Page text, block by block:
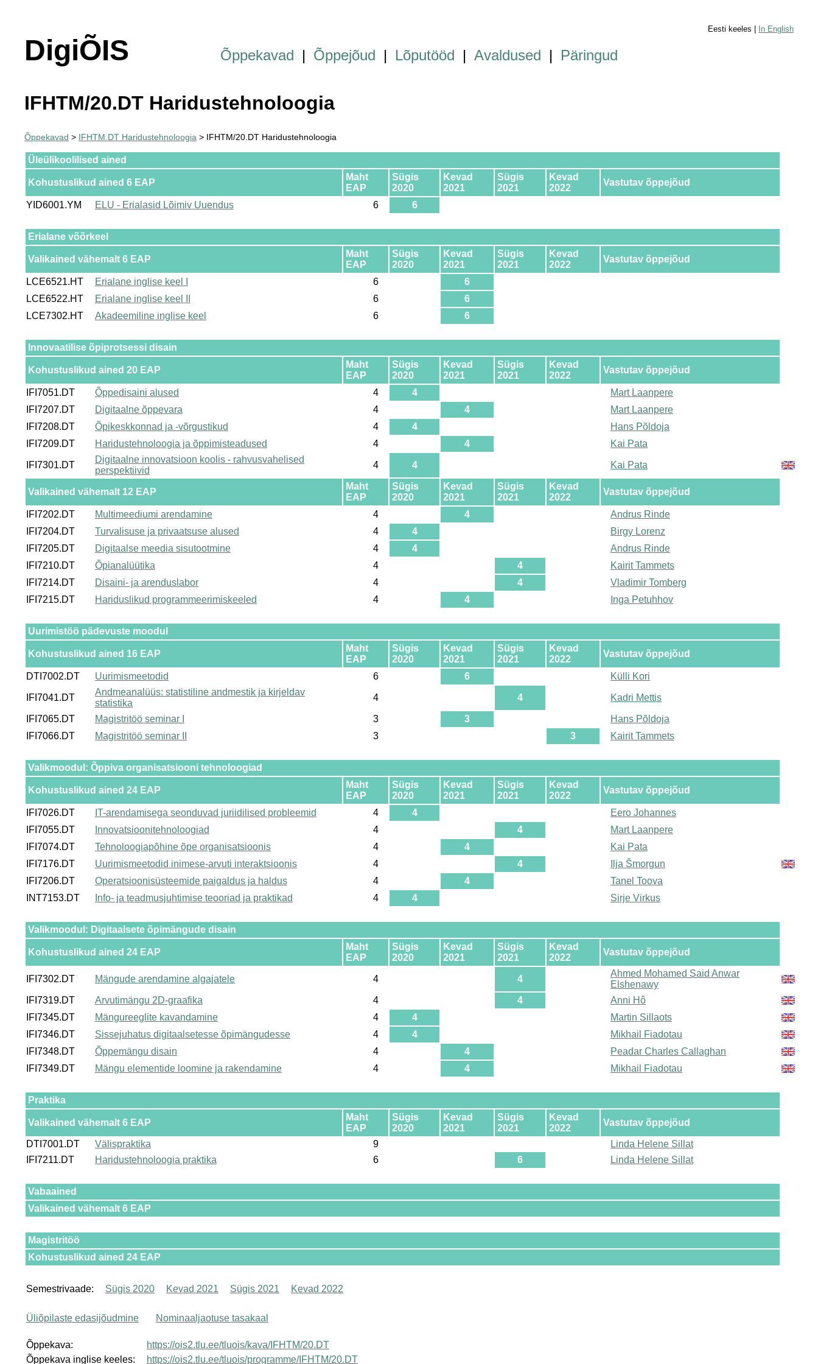
Eesti keeles | In English
DigiÕIS Õppekavad | Õppejõud | Lõputööd | Avaldused | Päringud
IFHTM/20.DT Haridustehnoloogia
Õppekavad > IFHTM.DT Haridustehnoloogia > IFHTM/20.DT Haridustehnoloogia
Üleülikoolilised ained
Kohustuslikud ained 6 EAP
Maht
EAP
Sügis
2020
Kevad
2021
Sügis
2021
Kevad
2022
Vastutav õppejõud
YID6001.YM ELU - Erialasid Lõimiv Uuendus 6 6
Erialane võõrkeel
Valikained vähemalt 6 EAP
Maht
EAP
Sügis
2020
Kevad
2021
Sügis
2021
Kevad
2022
Vastutav õppejõud
LCE6521.HT Erialane inglise keel I 6
6
LCE6522.HT
Erialane inglise keel II 6
6
LCE7302.HT
Akadeemiline inglise keel 6 6
Innovaatilise õpiprotsessi disain
Kohustuslikud ained 20 EAP
Maht
EAP
Sügis
2020
Kevad
2021
Sügis
2021
Kevad
2022
Vastutav õppejõud
IFI7051.DT Õppedisaini alused 4 4
Mart Laanpere
IFI7207.DT
Digitaalne õppevara 4 4
Mart Laanpere
IFI7208.DT
Õpikeskkonnad ja -võrgustikud 4 4
Hans Põldoja
IFI7209.DT
Haridustehnoloogia ja õppimisteadused 4 4 Kai Pata
IFI7301.DT
Digitaalne innovatsioon koolis - rahvusvahelised
perspektiivid
4 4 Kai Pata
Valikained vähemalt 12 EAP
Maht
EAP
Sügis
2020
Kevad
2021
Sügis
2021
Kevad
2022
Vastutav õppejõud
IFI7202.DT Multimeediumi arendamine 4 4
Andrus Rinde
IFI7204.DT
Turvalisuse ja privaatsuse alused 4 4
Birgy Lorenz
IFI7205.DT
Digitaalse meedia sisutootmine 4 4
Andrus Rinde
IFI7210.DT
Õpianalüütika 4 4
Kairit Tammets
IFI7214.DT
Disaini- ja arenduslabor 4 4
Vladimir Tomberg
IFI7215.DT
Hariduslikud programmeerimiskeeled 4 4 Inga Petuhhov
Uurimistöö pädevuste moodul
Kohustuslikud ained 16 EAP
Maht
EAP
Sügis
2020
Kevad
2021
Sügis
2021
Kevad
2022
Vastutav õppejõud
DTI7002.DT Uurimismeetodid 6 6 Külli Kori
IFI7041.DT
Andmeanalüüs: statistiline andmestik ja kirjeldav
statistika
4 4 Kadri Mettis
IFI7065.DT Magistritöö seminar I 3 3
Hans Põldoja
IFI7066.DT
Magistritöö seminar II 3 3 Kairit Tammets
Valikmoodul: Õppiva organisatsiooni tehnoloogiad
Kohustuslikud ained 24 EAP
Maht
EAP
Sügis
2020
Kevad
2021
Sügis
2021
Kevad
2022
Vastutav õppejõud
IFI7026.DT IT-arendamisega seonduvad juriidilised probleemid 4 4
Eero Johannes
IFI7055.DT
Innovatsioonitehnoloogiad 4 4
Mart Laanpere
IFI7074.DT
Tehnoloogiapõhine õpe organisatsioonis 4 4
Kai Pata
IFI7176.DT
Uurimismeetodid inimese-arvuti interaktsioonis 4 4
Ilja Šmorgun
IFI7206.DT
Operatsioonisüsteemide paigaldus ja haldus 4 4
Tanel Toova
INT7153.DT
Info- ja teadmusjuhtimise teooriad ja praktikad 4 4 Sirje Virkus
Valikmoodul: Digitaalsete õpimängude disain
Kohustuslikud ained 24 EAP
Maht
EAP
Sügis
2020
Kevad
2021
Sügis
2021
Kevad
2022
Vastutav õppejõud
IFI7302.DT Mängude arendamine algajatele 4 4
Ahmed Mohamed Said Anwar
Elshenawy
IFI7319.DT
Arvutimängu 2D-graafika 4 4
Anni Hô
IFI7345.DT
Mängureeglite kavandamine 4 4
Martin Sillaots
IFI7346.DT
Sissejuhatus digitaalsetesse õpimängudesse 4 4
Mikhail Fiadotau
IFI7348.DT
Õppemängu disain 4 4
Peadar Charles Callaghan
IFI7349.DT
Mängu elementide loomine ja rakendamine 4 4 Mikhail Fiadotau
Praktika
Valikained vähemalt 6 EAP
Maht
EAP
Sügis
2020
Kevad
2021
Sügis
2021
Kevad
2022
Vastutav õppejõud
DTI7001.DT Välispraktika 9
Linda Helene Sillat
IFI7211.DT
Haridustehnoloogia praktika 6 6 Linda Helene Sillat
Vabaained
Valikained vähemalt 6 EAP
Magistritöö
Kohustuslikud ained 24 EAP
Semestrivaade: Sügis 2020 Kevad 2021 Sügis 2021 Kevad 2022
Üliõpilaste edasijõudmine Nominaaljaotuse tasakaal
Õppekava:
https://ois2.tlu.ee/tluois/kava/IFHTM/20.DT
Õppekava inglise keeles:
https://ois2.tlu.ee/tluois/programme/IFHTM/20.DT